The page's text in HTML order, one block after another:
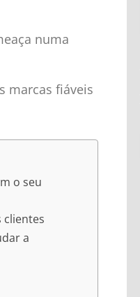
numa
marcas fiáveis
o seu
clientes
a